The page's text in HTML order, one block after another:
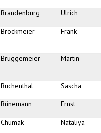
Brandenburg Ulrich
Brockmeier Frank
Brüggemeier Martin
Buchenthal Sascha
Bünemann Ernst
Chumak Nataliya